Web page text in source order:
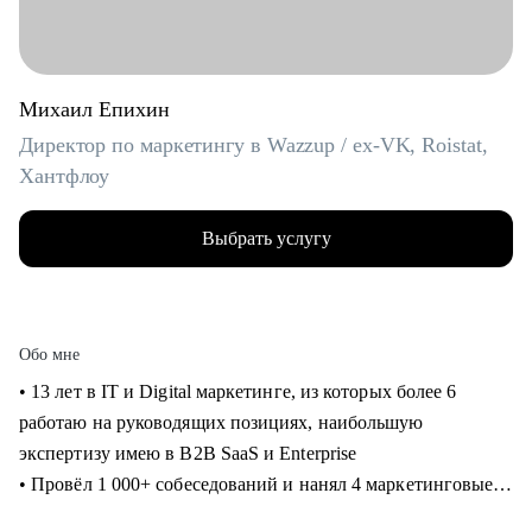
Михаил Епихин
Директор по маркетингу в Wazzup / ex-VK, Roistat,
Хантфлоу
Выбрать услугу
Обо мне
• 13 лет в IT и Digital маркетинге, из которых более 6
работаю на руководящих позициях, наибольшую
экспертизу имею в B2B SaaS и Enterprise
• Провёл 1 000+ собеседований и нанял 4 маркетинговые